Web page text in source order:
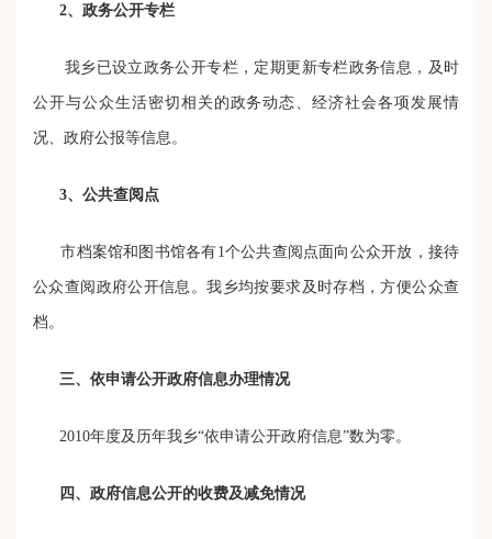
2、政务公开专栏
我乡已设立政务公开专栏，定期更新专栏政务信息，及时
公开与公众生活密切相关的政务动态、经济社会各项发展情
况、政府公报等信息。
3、公共查阅点
市档案馆和图书馆各有1个公共查阅点面向公众开放，接待
公众查阅政府公开信息。我乡均按要求及时存档，方便公众查
档。
三、依申请公开政府信息办理情况
2010年度及历年我乡“依申请公开政府信息”数为零。
四、政府信息公开的收费及减免情况